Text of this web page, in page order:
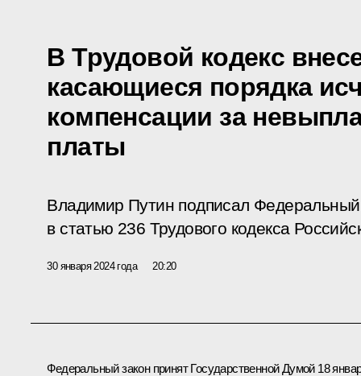
В Трудовой кодекс
касающиеся порядка
компенсации за
платы
Владимир Путин подписал
в статью 236 Трудового кодекса
30 января 2024 года 20:20
Федеральный закон принят Государственной Думой 18